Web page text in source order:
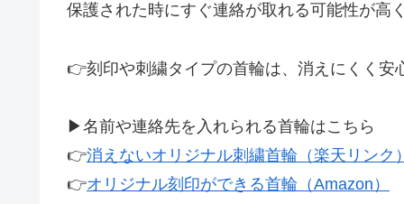
保護された時にすぐ連絡が取れる可能性が高
👉刻印や刺繍タイプの首輪は、消えにくく安
▶︎名前や連絡先を入れられる首輪はこちら
👉消えないオリジナル刺繍首輪（楽天リンク）
👉オリジナル刻印ができる首輪（Amazon）